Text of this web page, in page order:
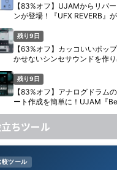
【83%オフ】UJAMからリバ
ンが登場！『UFX REVERB』
残り9日
【63%オフ】カッコいいポッ
かせないシンセサウンドを作
間限定】
残り9日
【83%オフ】アナログドラム
ート作成を簡単に！UJAM『
ちツール
較ツール